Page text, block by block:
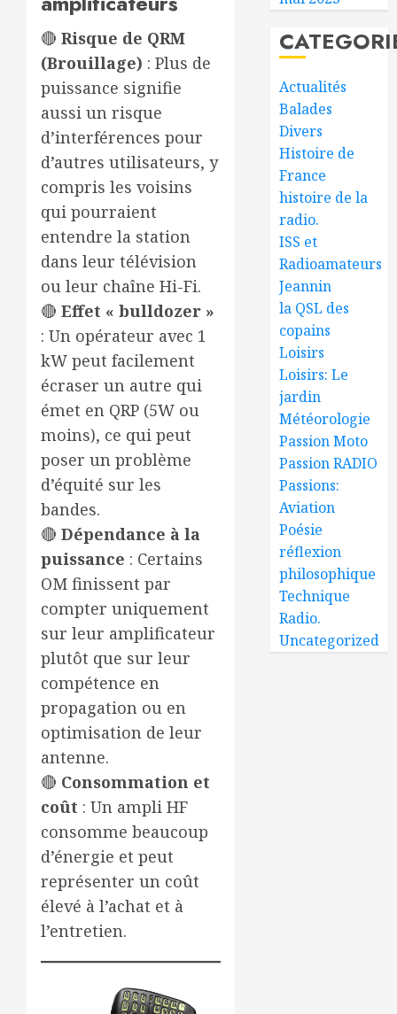
🔴 Risque de QRM
(Brouillage) : Plus de
puissance signifie
aussi un risque
d’interférences pour
d’autres utilisateurs, y
compris les voisins
qui pourraient
entendre la station
dans leur télévision
ou leur chaîne Hi-Fi.
🔴 Effet « bulldozer »
: Un opérateur avec 1
kW peut facilement
écraser un autre qui
émet en QRP (5W ou
moins), ce qui peut
poser un problème
d’équité sur les
bandes.
🔴 Dépendance à la
puissance : Certains
OM finissent par
compter uniquement
sur leur amplificateur
plutôt que sur leur
compétence en
propagation ou en
optimisation de leur
antenne.
🔴 Consommation et
coût : Un ampli HF
consomme beaucoup
d’énergie et peut
représenter un coût
élevé à l’achat et à
l’entretien.
Actualités
Balades
Divers
Histoire de
France
histoire de la
radio.
ISS et
Radioamateurs
Jeannin
la QSL des
copains
Loisirs
Loisirs: Le
jardin
Météorologie
Passion Moto
Passion RADIO
Passions:
Aviation
Poésie
réflexion
philosophique
Technique
Radio.
Uncategorized